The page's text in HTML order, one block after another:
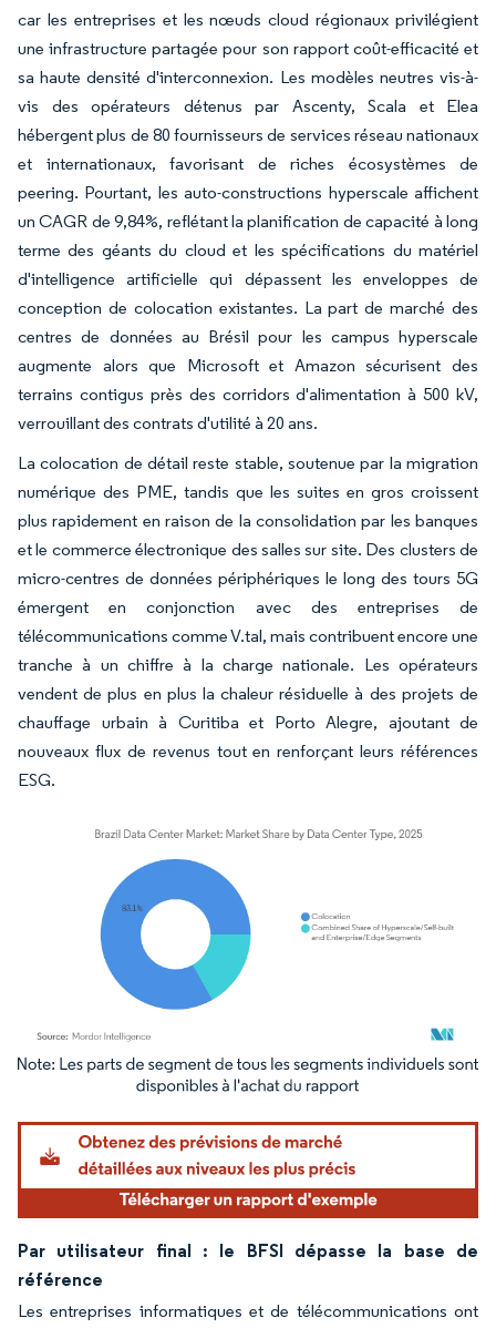
car les entreprises et les nœuds cloud régionaux privilégient
une infrastructure partagée pour son rapport coût-efficacité et
sa haute densité d'interconnexion. Les modèles neutres vis-à-
vis des opérateurs détenus par Ascenty, Scala et Elea
hébergent plus de 80 fournisseurs de services réseau nationaux
et internationaux, favorisant de riches écosystèmes de
peering. Pourtant, les auto-constructions hyperscale affichent
un CAGR de 9,84%, reflétant la planification de capacité à long
terme des géants du cloud et les spécifications du matériel
d'intelligence artificielle qui dépassent les enveloppes de
conception de colocation existantes. La part de marché des
centres de données au Brésil pour les campus hyperscale
augmente alors que Microsoft et Amazon sécurisent des
terrains contigus près des corridors d'alimentation à 500 kV,
verrouillant des contrats d'utilité à 20 ans.
La colocation de détail reste stable, soutenue par la migration
numérique des PME, tandis que les suites en gros croissent
plus rapidement en raison de la consolidation par les banques
et le commerce électronique des salles sur site. Des clusters de
micro-centres de données périphériques le long des tours 5G
émergent en conjonction avec des entreprises de
télécommunications comme V.tal, mais contribuent encore une
tranche à un chiffre à la charge nationale. Les opérateurs
vendent de plus en plus la chaleur résiduelle à des projets de
chauffage urbain à Curitiba et Porto Alegre, ajoutant de
nouveaux flux de revenus tout en renforçant leurs références
ESG.
Image © Mordor Intelligence. La réutilisation nécessite une attribution sous CC BY
Par utilisateur final : le BFSI dépasse la base de
référence
Les entreprises informatiques et de télécommunications ont